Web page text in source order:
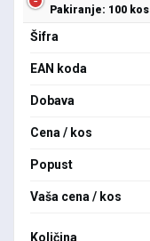
Pakiranje: 100 kos
Šifra
EAN koda
Dobava
Cena / kos
Popust
Vaša cena / kos
Količina